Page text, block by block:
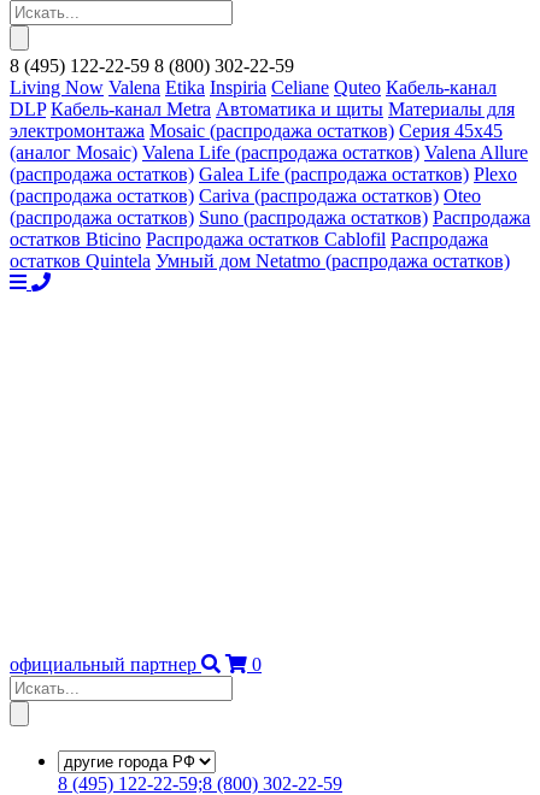
8 (495) 122-22-59 8 (800) 302-22-59
Living Now Valena Etika Inspiria Celiane Quteo Кабель-канал
DLP Кабель-канал Metra Автоматика и щиты Материалы для
электромонтажа Mosaic (распродажа остатков) Серия 45х45
(аналог Mosaic) Valena Life (распродажа остатков) Valena Allure
(распродажа остатков) Galea Life (распродажа остатков) Plexo
(распродажа остатков) Cariva (распродажа остатков) Oteo
(распродажа остатков) Suno (распродажа остатков) Распродажа
остатков Bticino Распродажа остатков Cablofil Распродажа
остатков Quintela Умный дом Netatmo (распродажа остатков)
официальный партнер 0
8 (495) 122-22-59;8 (800) 302-22-59